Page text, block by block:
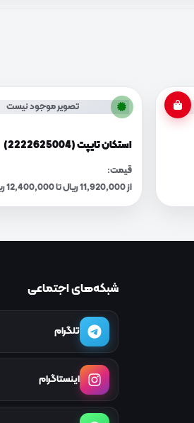
تصویر موجود نیست
استکان تایپت (2222625004)
قیمت:
از 11,920,000 ریال تا 12,400,000 ریال
شبکه‌های اجتماعی
تلگرام
اینستاگرام